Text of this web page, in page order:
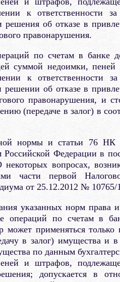
к ответственности за
об отказе в
правонарушения.
по счетам в банке
суммой недоимки,
к ответственности за
об отказе в
правонарушения, и
(передаче в залог) в
нормы и статьи 76
Федерации в
вопросах,
части первой
от 25.12.2012 № 10765/
указанных норм права и
операций по счетам в
может применяться только
в залог) имущества и в
по данным
и штрафов,
допускается в